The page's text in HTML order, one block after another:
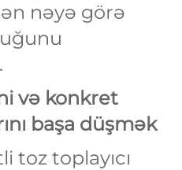
nəyə görə
və konkret
başa düşmək
toz toplayıcı